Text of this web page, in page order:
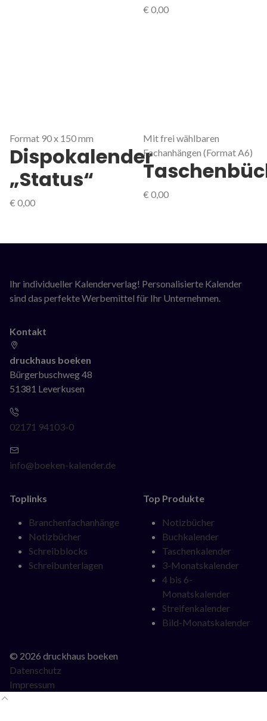
€ 0,00
Format 90 x 150 mm
Dispokalender
„Status“
€ 0,00
Mit frei wählbaren
Fachanhängen (Format A6)
€ 0,00
Ihr individueller Kalenderverlag! Personalisierte Kalender
sind das perfekte Werbemittel für Ihr Unternehmen.
Kontakt
druckhaus boeken
Bürgerbuschweg 48
51381 Leverkusen
02171 94103-0
info@boeken-kalender.de
Toplinks
Navigation
überspringen
Branchenfachanhänge
Notizbücher
Schreibblocks
Schreibunterlagen
Top Produkte
Navigation
überspringen
Notizbücher
Buchkalender
Taschenkalender
3-Monatskalender
4 bis 6-
Monatskalender
Streifenkalender
Bild-Monatskalender
© 2026 druckhaus boeken
Datenschutz
Impressum